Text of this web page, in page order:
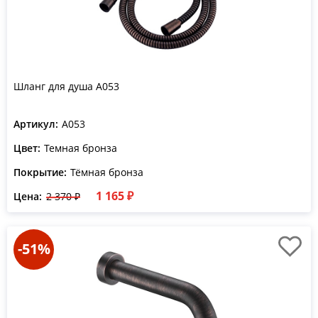
Шланг для душа A053
Артикул: A053
Цвет: Темная бронза
Покрытие: Тёмная бронза
Цена: 2 370 ₽ 1 165 ₽
-51%